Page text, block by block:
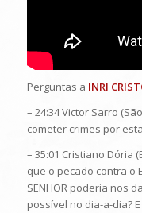
Perguntas a INRI
– 24:34 Victor Sarro
cometer crimes por
– 35:01 Cristiano Dória
que o pecado contra o
SENHOR poderia nos
possível no dia-a-dia?